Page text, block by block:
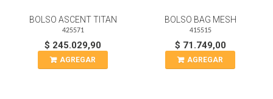
BOLSO ASCENT TITAN
425571
$ 245.029,90
AGREGAR
BOLSO BAG MESH
415515
$ 71.749,00
AGREGAR